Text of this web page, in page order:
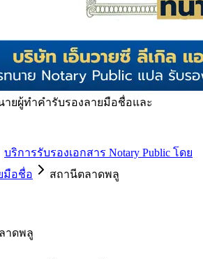
ายผู้ทำคำรับรองลายมือชื่อและ
บริการรับรองเอกสาร Notary Public โดย
มือชื่อ
สถานีตลาดพลู
าดพลู